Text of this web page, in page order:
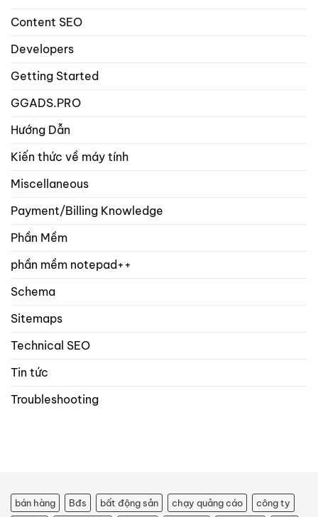
Content SEO
Developers
Getting Started
GGADS.PRO
Hướng Dẫn
Kiến thức về máy tính
Miscellaneous
Payment/Billing Knowledge
Phần Mềm
phần mềm notepad++
Schema
Sitemaps
Technical SEO
Tin tức
Troubleshooting
bán hàng Bđs bất động sản chạy quảng cáo
công ty